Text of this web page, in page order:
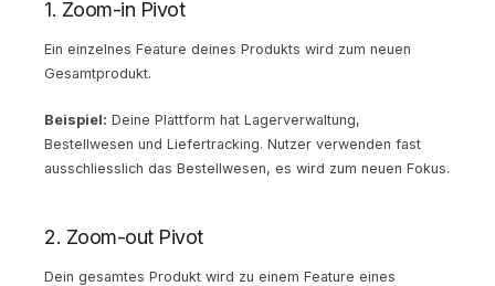
1. Zoom-in Pivot
Ein einzelnes Feature deines Produkts wird zum neuen
Gesamtprodukt.
Beispiel: Deine Plattform hat Lagerverwaltung,
Bestellwesen und Liefertracking. Nutzer verwenden fast
ausschliesslich das Bestellwesen, es wird zum neuen Fokus.
2. Zoom-out Pivot
Dein gesamtes Produkt wird zu einem Feature eines